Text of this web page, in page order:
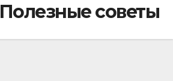
Полезные советы